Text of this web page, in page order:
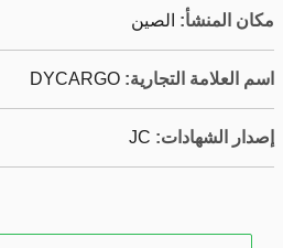
مكان المنشأ: الصين
اسم العلامة التجارية: DYCARGO
إصدار الشهادات: JC